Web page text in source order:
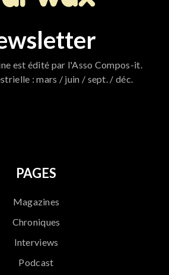
est édité par l'Asso Compos-it.
: mars / juin / sept. / déc.
PAGES
Magazines
Chroniques
Interviews
Podcast